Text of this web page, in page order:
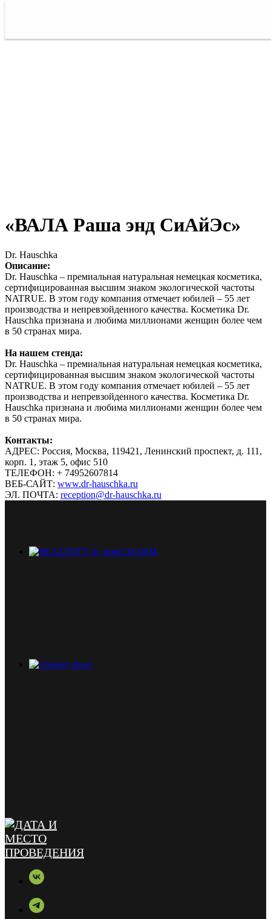
«ВАЛА Раша энд СиАйЭс»
Dr. Hauschka
Описание:
Dr. Hauschka – премиальная натуральная немецкая косметика,
сертифицированная высшим знаком экологической частоты
NATRUE. В этом году компания отмечает юбилей – 55 лет
производства и непревзойденного качества. Косметика Dr.
Hauschka признана и любима миллионами женщин более чем
в 50 странах мира.
На нашем стенда:
Dr. Hauschka – премиальная натуральная немецкая косметика,
сертифицированная высшим знаком экологической частоты
NATRUE. В этом году компания отмечает юбилей – 55 лет
производства и непревзойденного качества. Косметика Dr.
Hauschka признана и любима миллионами женщин более чем
в 50 странах мира.
Контакты:
АДРЕС: Россия, Москва, 119421, Ленинский проспект, д. 111,
корп. 1, этаж 5, офис 510
ТЕЛЕФОН: + 74952607814
ВЕБ-САЙТ: www.dr-hauschka.ru
ЭЛ. ПОЧТА: reception@dr-hauschka.ru